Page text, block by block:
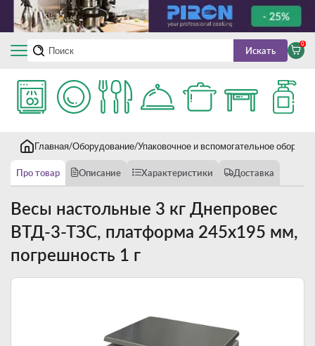
Искать
0
Главная Оборудование Упаковочное и вспомогательное
Про товар Описание Характеристики Доставка
Весы настольные 3 кг Днепровес
ВТД-3-ТЗС, платформа 245х195 мм,
погрешность 1 г